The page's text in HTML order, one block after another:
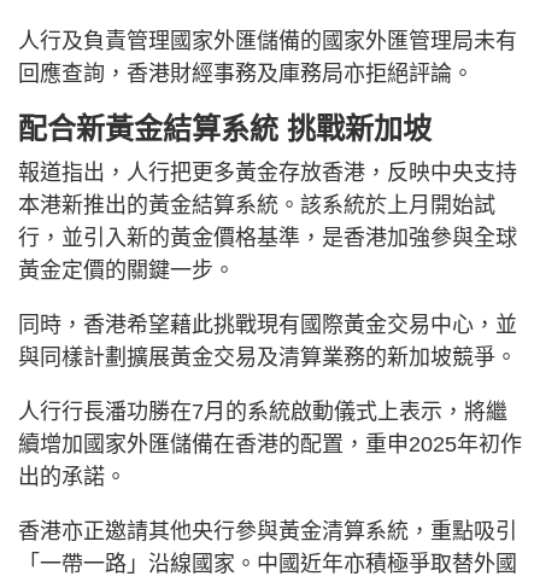
人行及負責管理國家外匯儲備的國家外匯管理局未有
回應查詢，香港財經事務及庫務局亦拒絕評論。
配合新黃金結算系統 挑戰新加坡
報道指出，人行把更多黃金存放香港，反映中央支持
本港新推出的黃金結算系統。該系統於上月開始試
行，並引入新的黃金價格基準，是香港加強參與全球
黃金定價的關鍵一步。
同時，香港希望藉此挑戰現有國際黃金交易中心，並
與同樣計劃擴展黃金交易及清算業務的新加坡競爭。
人行行長潘功勝在7月的系統啟動儀式上表示，將繼
續增加國家外匯儲備在香港的配置，重申2025年初作
出的承諾。
香港亦正邀請其他央行參與黃金清算系統，重點吸引
「一帶一路」沿線國家。中國近年亦積極爭取替外國